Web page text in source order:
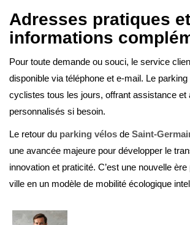
Adresses pratiques et
informations
Pour toute demande ou souci, le service
disponible via téléphone et e-mail. Le
cyclistes tous les jours, offrant assistance et
personnalisés si besoin.
Le retour du parking vélos de Saint-
une avancée majeure pour développer le
innovation et praticité. C’est une nouvelle
ville en un modèle de mobilité écologique